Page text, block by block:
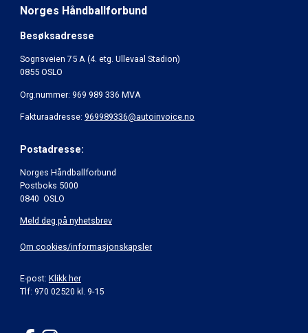
Norges Håndballforbund
Besøksadresse
Sognsveien 75 A (4. etg. Ullevaal Stadion)
0855 OSLO
Org.nummer: 969 989 336 MVA
Fakturaadresse: 969989336@autoinvoice.no
Postadresse:
Norges Håndballforbund
Postboks 5000
0840 OSLO
Meld deg på nyhetsbrev
Om cookies/informasjonskapsler
E-post: Klikk her
Tlf: 970 02520 kl. 9-15